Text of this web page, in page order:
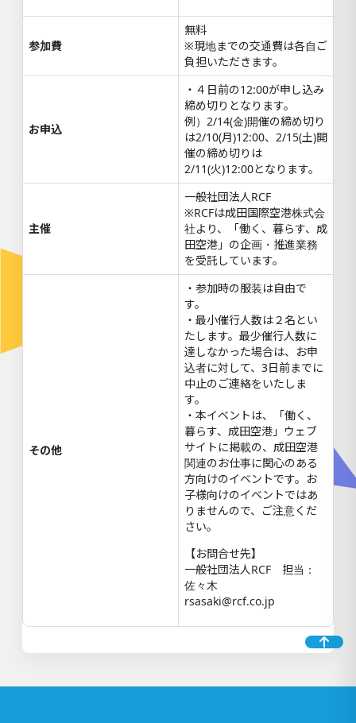
参加費
無料
※現地までの交通費は各自ご
負担いただきます。
お申込
・４日前の12:00が申し込み
締め切りとなります。
例）2/14(金)開催の締め切り
は2/10(月)12:00、2/15(土)開
催の締め切りは
2/11(火)12:00となります。
主催
一般社団法人RCF
※RCFは成田国際空港株式会
社より、「働く、暮らす、成
田空港」の企画・推進業務
を受託しています。
その他
・参加時の服装は自由で
す。
・最小催行人数は２名とい
たします。最少催行人数に
達しなかった場合は、お申
込者に対して、3日前までに
中止のご連絡をいたしま
す。
・本イベントは、「働く、
暮らす、成田空港」ウェブ
サイトに掲載の、成田空港
関連のお仕事に関心のある
方向けのイベントです。お
子様向けのイベントではあ
りませんので、ご注意くだ
さい。
【お問合せ先】
一般社団法人RCF 担当：
佐々木
rsasaki@rcf.co.jp